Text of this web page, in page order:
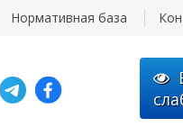
Нормативная база